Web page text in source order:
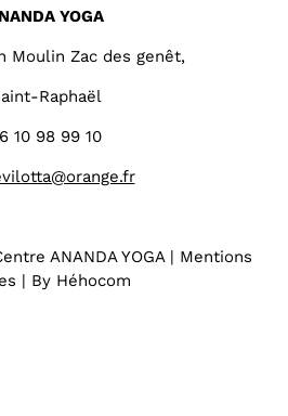
YOGA
Moulin Zac des genêt,
Raphaël
10 98 99 10
ANANDA YOGA | Mentions
| By Héhocom